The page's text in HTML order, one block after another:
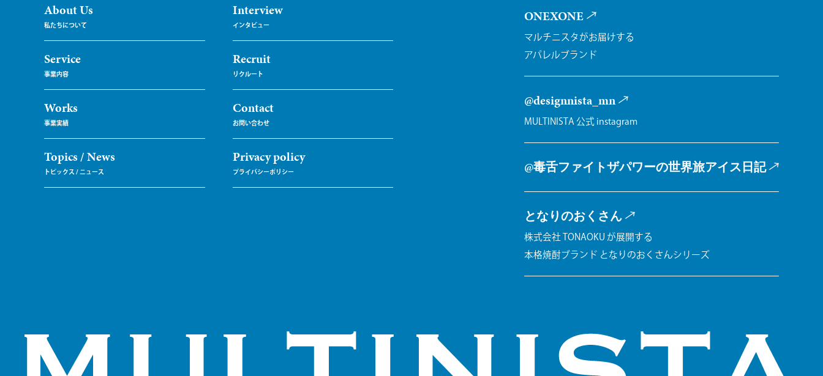
About Us
Service
Works
Topics / News
Interview
Recruit
Contact
Privacy policy
ONEXONE
マルチニスタがお届けする
アパレルブランド
@designnista_mn
MULTINISTA 公式 instagram
@毒舌ファイトザパワーの世界旅アイス日記
となりのおくさん
株式会社 TONAOKU が展開する
本格焼酎ブランド となりのおくさんシリーズ